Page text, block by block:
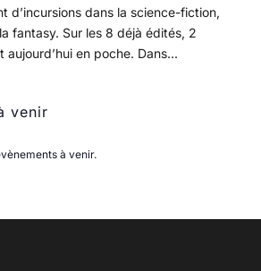
d’incursions dans la science-fiction,
fantasy. Sur les 8 déjà édités, 2
aujourd’hui en poche. Dans...
venir
à venir.